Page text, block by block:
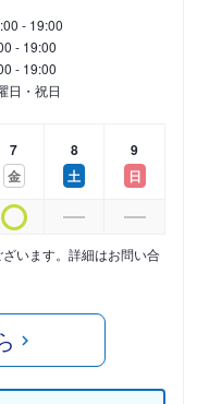
- 19:00
- 19:00
- 19:00
日・祝日
7
金
8
土
9
日
います。詳細はお問い合